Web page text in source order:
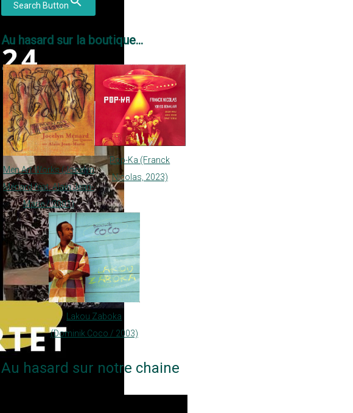
Search Button
Au hasard sur la boutique...
Men Art Works (Jocelyn
Ménard feat. Alain Jean-
Marie / 2001)
Pop-Ka (Franck
Nicolas, 2023)
Lakou Zaboka
(Dominik Coco / 2003)
Au hasard sur notre chaine